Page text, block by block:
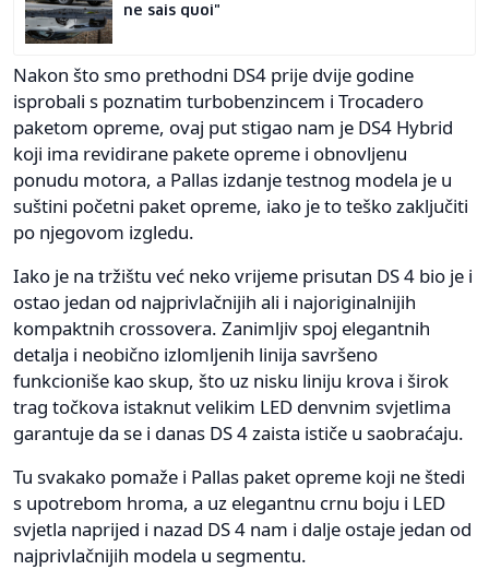
ne sais quoi"
Nakon što smo prethodni DS4 prije dvije godine
isprobali s poznatim turbobenzincem i Trocadero
paketom opreme, ovaj put stigao nam je DS4 Hybrid
koji ima revidirane pakete opreme i obnovljenu
ponudu motora, a Pallas izdanje testnog modela je u
suštini početni paket opreme, iako je to teško zaključiti
po njegovom izgledu.
Iako je na tržištu već neko vrijeme prisutan DS 4 bio je i
ostao jedan od najprivlačnijih ali i najoriginalnijih
kompaktnih crossovera. Zanimljiv spoj elegantnih
detalja i neobično izlomljenih linija savršeno
funkcioniše kao skup, što uz nisku liniju krova i širok
trag točkova istaknut velikim LED denvnim svjetlima
garantuje da se i danas DS 4 zaista ističe u saobraćaju.
Tu svakako pomaže i Pallas paket opreme koji ne štedi
s upotrebom hroma, a uz elegantnu crnu boju i LED
svjetla naprijed i nazad DS 4 nam i dalje ostaje jedan od
najprivlačnijih modela u segmentu.